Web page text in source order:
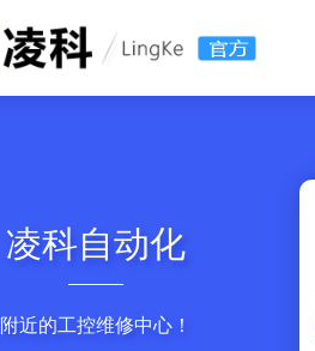
凌科自动化
附近的工控维修中心！